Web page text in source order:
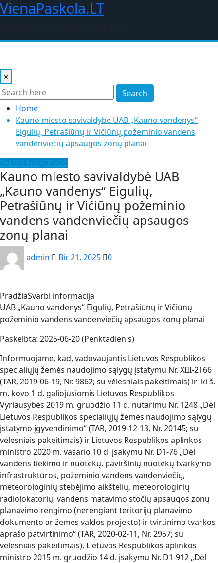
Skip
to
VienaPaskola.LT
×
Search
Home
Kauno miesto savivaldybė UAB „Kauno vandenys“
Eigulių, Petrašiūnų ir Vičiūnų požeminio vandens
vandenviečių apsaugos zonų planai
Kauno miesto savivaldybė UAB
„Kauno vandenys“ Eigulių,
Petrašiūnų ir Vičiūnų požeminio
vandens vandenviečių apsaugos
zonų planai
admin Bir 21, 2025 0
PradžiaSvarbi informacija
UAB „Kauno vandenys“ Eigulių, Petrašiūnų ir Vičiūnų
požeminio vandens vandenviečių apsaugos zonų planai
Paskelbta: 2025-06-20 (Penktadienis)
Informuojame, kad, vadovaujantis Lietuvos Respublikos
specialiųjų žemės naudojimo sąlygų įstatymu Nr. XIII-2166
(TAR, 2019-06-19, Nr. 9862; su vėlesniais pakeitimais) ir iki š.
m. kovo 1 d. galiojusiomis Lietuvos Respublikos
Vyriausybės 2019 m. gruodžio 11 d. nutarimu Nr. 1248 „Dėl
Lietuvos Respublikos specialiųjų žemės naudojimo sąlygų
įstatymo įgyvendinimo“ (TAR, 2019-12-13, Nr. 20145; su
vėlesniais pakeitimais) ir Lietuvos Respublikos aplinkos
ministro 2020 m. vasario 10 d. įsakymu Nr. D1-76 „Dėl
vandens tiekimo ir nuotekų, paviršinių nuotekų tvarkymo
infrastruktūros, požeminio vandens vandenviečių,
meteorologinių stebėjimo aikštelių, meteorologinių
radiolokatorių, vandens matavimo stočių apsaugos zonų
planavimo rengimo (nerengiant teritorijų planavimo
dokumento ar žemės valdos projekto) ir tvirtinimo tvarkos
aprašo patvirtinimo“ (TAR, 2020-02-11, Nr. 2957; su
vėlesniais pakeitimais), Lietuvos Respublikos aplinkos
ministro 2015 m. gruodžio 14 d. įsakymu Nr. D1-912 „Dėl